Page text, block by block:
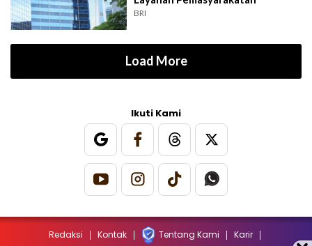
BRI
Load More
Ikuti Kami
Redaksi Kontak Tentang Kami Karir